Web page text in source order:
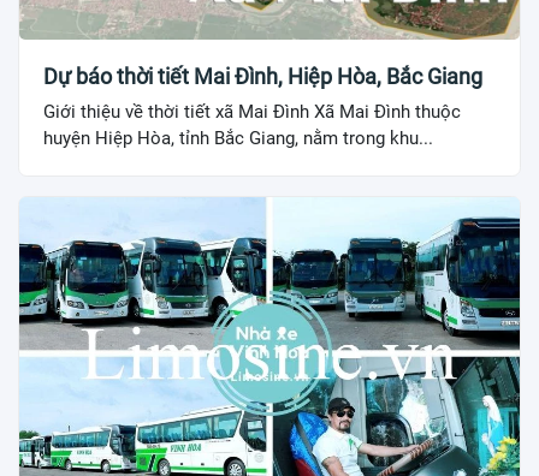
Dự báo thời tiết Mai Đình, Hiệp Hòa, Bắc Giang
Giới thiệu về thời tiết xã Mai Đình Xã Mai Đình thuộc
huyện Hiệp Hòa, tỉnh Bắc Giang, nằm trong khu...